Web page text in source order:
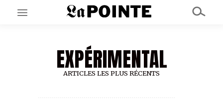
EN CE MOMENT
GRAND ANGLE
AU LARGE
EXPÉRIMENTAL
ARTICLES LES PLUS RÉCENTS